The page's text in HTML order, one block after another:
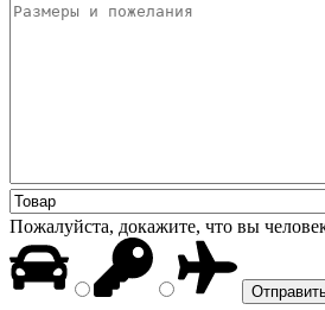
Пожалуйста, докажите, что вы